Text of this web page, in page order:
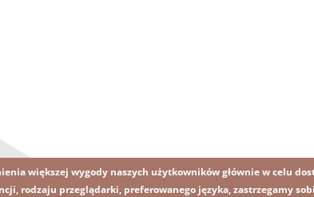
większej wygody naszych użytkowników głównie w celu
rodzaju przeglądarki, preferowanego języka, zastrzegamy